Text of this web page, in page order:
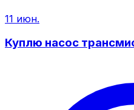
11 июн.
Куплю насос